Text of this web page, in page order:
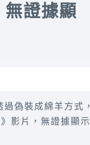
證據顯
偽裝成綿羊方式，
影片，無證據顯示